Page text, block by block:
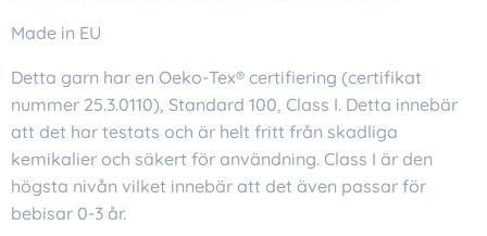
Made in EU
Detta garn har en Oeko-Tex® certifiering (certifikat
nummer 25.3.0110), Standard 100, Class I. Detta innebär
att det har testats och är helt fritt från skadliga
kemikalier och säkert för användning. Class I är den
högsta nivån vilket innebär att det även passar för
bebisar 0-3 år.